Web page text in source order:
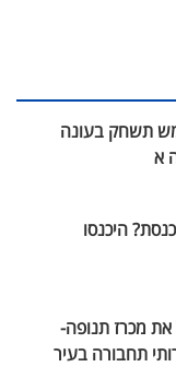
תשחק בעונה
א
היכנסו
מכרז תנופה-
תחבורה בעיר